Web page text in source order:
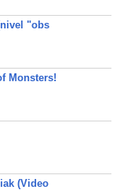
"obs
Monsters!
(Video